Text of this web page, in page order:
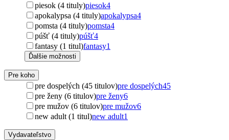
piesok (4 tituly)piesok4
apokalypsa (4 tituly)apokalypsa4
pomsta (4 tituly)pomsta4
púšť (4 tituly)púšť4
fantasy (1 titul)fantasy1
Ďalšie možnosti
Pre koho
pre dospelých (45 titulov)pre dospelých45
pre ženy (6 titulov)pre ženy6
pre mužov (6 titulov)pre mužov6
new adult (1 titul)new adult1
Vydavateľstvo